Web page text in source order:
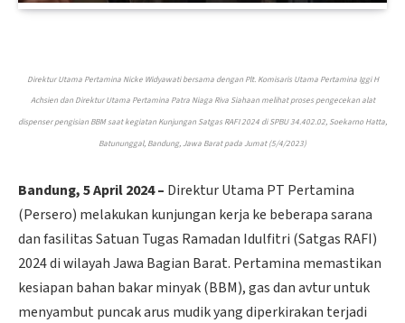
Direktur Utama Pertamina Nicke Widyawati bersama dengan Plt. Komisaris Utama Pertamina Iggi H
Achsien dan Direktur Utama Pertamina Patra Niaga Riva Siahaan melihat proses pengecekan alat
dispenser pengisian BBM saat kegiatan Kunjungan Satgas RAFI 2024 di SPBU 34.402.02, Soekarno Hatta,
Batununggal, Bandung, Jawa Barat pada Jumat (5/4/2023)
Bandung, 5 April 2024 – Direktur Utama PT Pertamina
(Persero) melakukan kunjungan kerja ke beberapa sarana
dan fasilitas Satuan Tugas Ramadan Idulfitri (Satgas RAFI)
2024 di wilayah Jawa Bagian Barat. Pertamina memastikan
kesiapan bahan bakar minyak (BBM), gas dan avtur untuk
menyambut puncak arus mudik yang diperkirakan terjadi